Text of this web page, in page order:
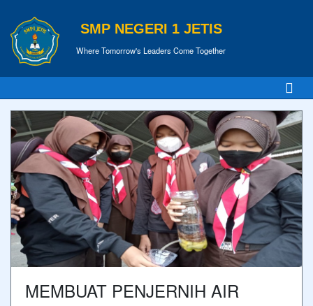
SMP NEGERI 1 JETIS
Where Tomorrow's Leaders Come Together
MEMBUAT PENJERNIH AIR